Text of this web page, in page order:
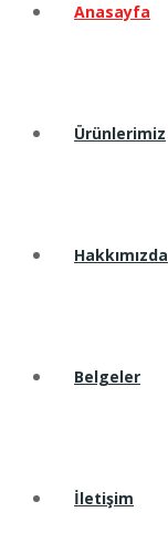
Anasayfa
Ürünlerimiz
Hakkımızda
Belgeler
İletişim